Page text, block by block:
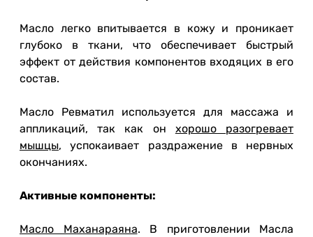
Масло легко впитывается в кожу и проникает
глубоко в ткани, что обеспечивает быстрый
эффект от действия компонентов входяцих в его
состав.
Масло Ревматил используется для массажа и
аппликаций, так как он хорошо разогревает
мышцы, успокаивает раздражение в нервных
окончаниях.
Активные компоненты:
Масло Маханараяна. В приготовлении Масла